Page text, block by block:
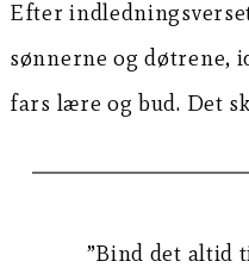
Efter
sønnerne og døtrene,
fars lære og bud. Det
”Bind det altid